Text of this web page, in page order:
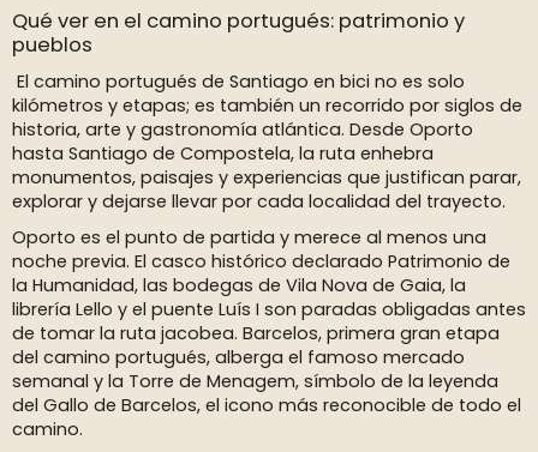
Qué ver en el camino portugués: patrimonio y
pueblos
El camino portugués de Santiago en bici no es solo
kilómetros y etapas; es también un recorrido por siglos de
historia, arte y gastronomía atlántica. Desde Oporto
hasta Santiago de Compostela, la ruta enhebra
monumentos, paisajes y experiencias que justifican parar,
explorar y dejarse llevar por cada localidad del trayecto.
Oporto es el punto de partida y merece al menos una
noche previa. El casco histórico declarado Patrimonio de
la Humanidad, las bodegas de Vila Nova de Gaia, la
librería Lello y el puente Luís I son paradas obligadas antes
de tomar la ruta jacobea. Barcelos, primera gran etapa
del camino portugués, alberga el famoso mercado
semanal y la Torre de Menagem, símbolo de la leyenda
del Gallo de Barcelos, el icono más reconocible de todo el
camino.